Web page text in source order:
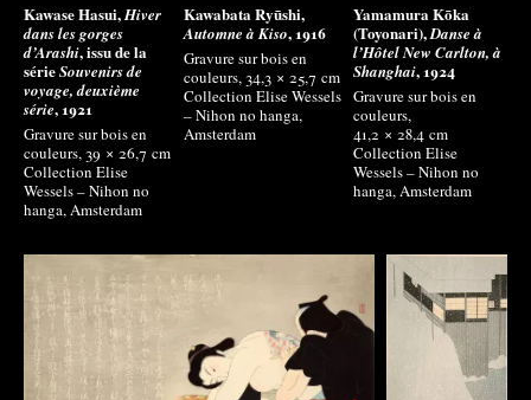
Kawase Hasui,Hiver
dans les gorges
d’Arashi, issu de la
sérieSouvenirs de
voyage, deuxième
série, 1921
Gravure sur bois en
couleurs, 39 × 26,7 cm
Collection Elise
Wessels – Nihon no
hanga, Amsterdam
Kawabata Ryūshi,
Automne à Kiso, 1916
Gravure sur bois en
couleurs, 34,3 × 25,7 cm
Collection Elise Wessels
– Nihon no hanga,
Amsterdam
Yamamura Kōka
(Toyonari),Danse à
l’Hôtel New Carlton, à
Shanghai, 1924
Gravure sur bois en
couleurs,
41,2 × 28,4 cm
Collection Elise
Wessels – Nihon no
hanga, Amsterdam